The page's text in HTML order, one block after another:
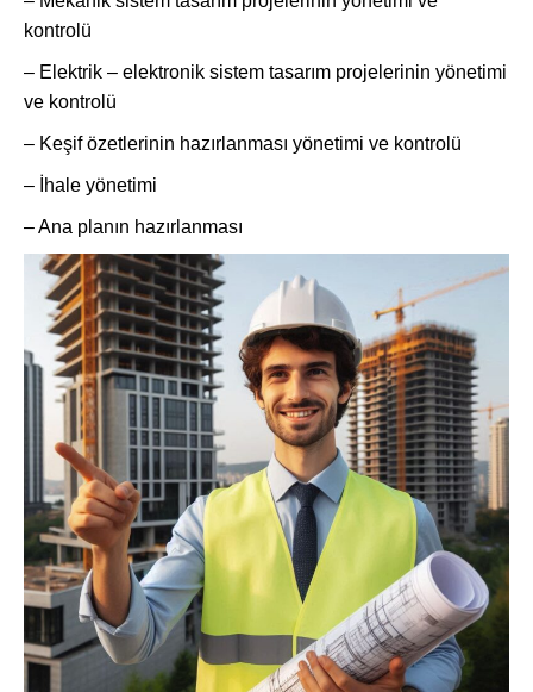
kontrolü
– Elektrik – elektronik sistem tasarım projelerinin yönetimi
ve kontrolü
– Keşif özetlerinin hazırlanması yönetimi ve kontrolü
– İhale yönetimi
– Ana planın hazırlanması